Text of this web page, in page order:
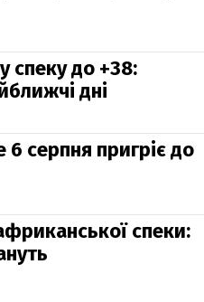
спеку до +38:
дні
6 серпня пригріє до
спеки: